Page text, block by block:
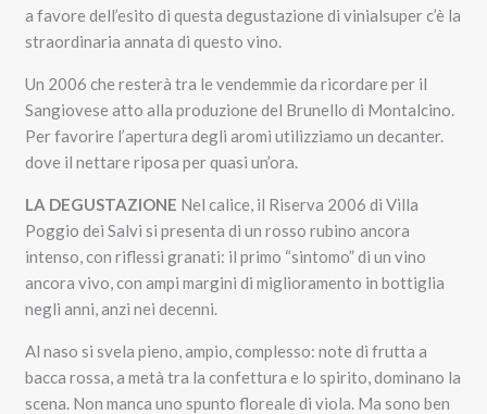
a favore dell’esito di questa degustazione di vinialsuper c’è la
straordinaria annata di questo vino.
Un 2006 che resterà tra le vendemmie da ricordare per il
Sangiovese atto alla produzione del Brunello di Montalcino.
Per favorire l’apertura degli aromi utilizziamo un decanter.
dove il nettare riposa per quasi un’ora.
LA DEGUSTAZIONE Nel calice, il Riserva 2006 di Villa
Poggio dei Salvi si presenta di un rosso rubino ancora
intenso, con riflessi granati: il primo “sintomo” di un vino
ancora vivo, con ampi margini di miglioramento in bottiglia
negli anni, anzi nei decenni.
Al naso si svela pieno, ampio, complesso: note di frutta a
bacca rossa, a metà tra la confettura e lo spirito, dominano la
scena. Non manca uno spunto floreale di viola. Ma sono ben